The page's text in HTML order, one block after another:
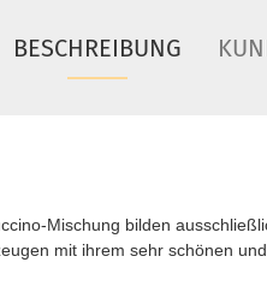
BESCHREIBUNG
Mischung bilden
mit ihrem sehr schönen